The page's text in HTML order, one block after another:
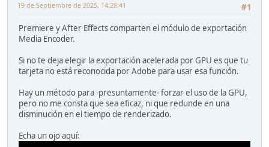
#1
19 de Septiembre de 2025, 14:28:41
Premiere y After Effects comparten el módulo de exportación
Media Encoder.
Si no te deja elegir la exportación acelerada por GPU es que tu
tarjeta no está reconocida por Adobe para usar esa función.
Hay un método para -presuntamente- forzar el uso de la GPU,
pero no me consta que sea eficaz, ni que redunde en una
disminución en el tiempo de renderizado.
Echa un ojo aquí: